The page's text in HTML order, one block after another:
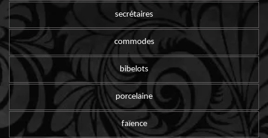
secrétaires
commodes
bibelots
porcelaine
faïence